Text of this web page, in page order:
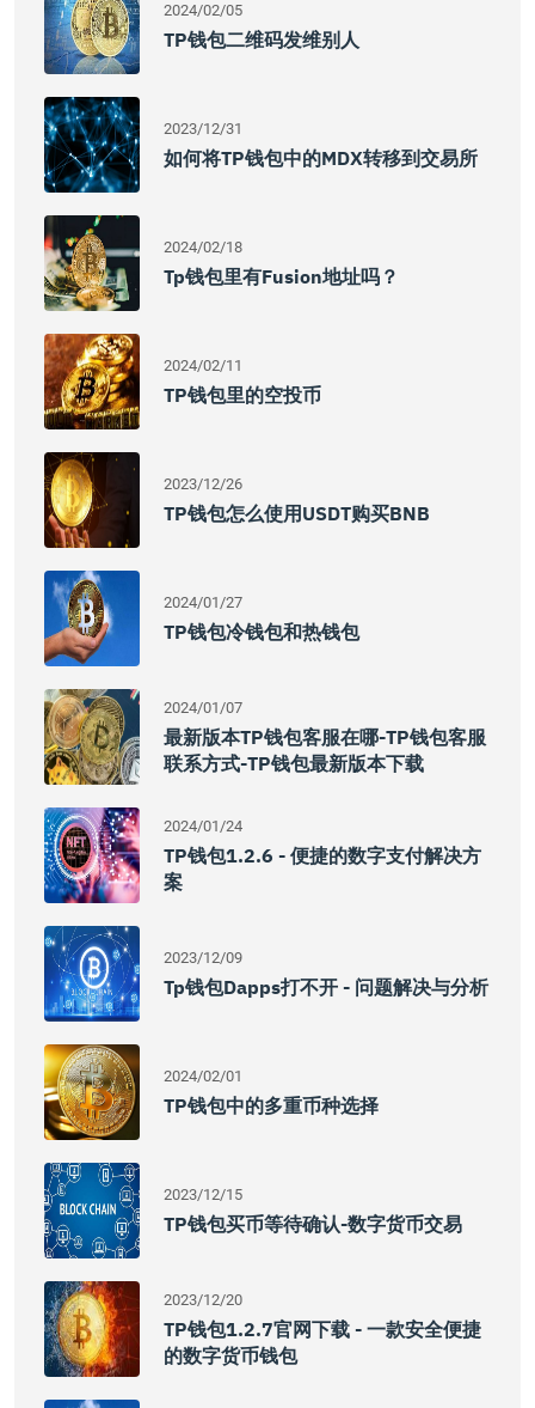
2024/02/05
TP钱包二维码发维别人
2023/12/31
如何将TP钱包中的MDX转移到交易所
2024/02/18
Tp钱包里有fusion地址吗？
2024/02/11
TP钱包里的空投币
2023/12/26
TP钱包怎么使用USDT购买BNB
2024/01/27
TP钱包冷钱包和热钱包
2024/01/07
最新版本TP钱包客服在哪-TP钱包客服
联系方式-TP钱包最新版本下载
2024/01/24
TP钱包1.2.6 - 便捷的数字支付解决方
案
2023/12/09
Tp钱包dapps打不开 - 问题解决与分析
2024/02/01
TP钱包中的多重币种选择
2023/12/15
TP钱包买币等待确认-数字货币交易
2023/12/20
TP钱包1.2.7官网下载 - 一款安全便捷
的数字货币钱包